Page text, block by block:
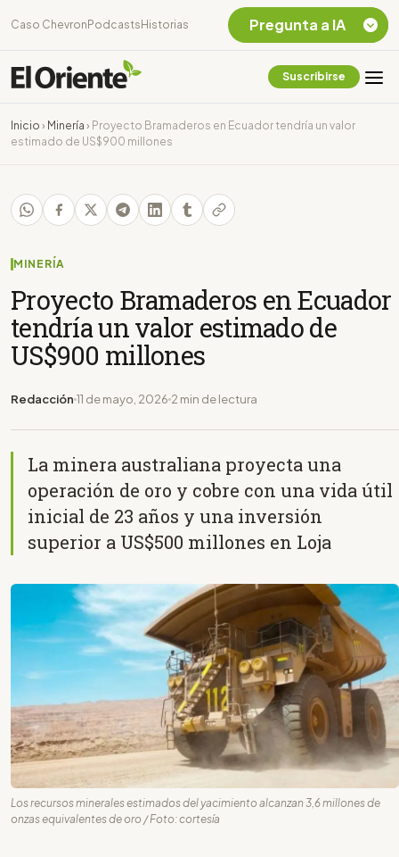
Caso Chevron Podcasts Historias
Suscribirse
Inicio › Minería › Proyecto Bramaderos en Ecuador tendría un valor
estimado de US$900 millones
MINERÍA
Proyecto Bramaderos en Ecuador
tendría un valor estimado de
US$900 millones
Redacción 11 de mayo, 2026 2 min de lectura
La minera australiana proyecta una
operación de oro y cobre con una vida útil
inicial de 23 años y una inversión
superior a US$500 millones en Loja
Los recursos minerales estimados del yacimiento alcanzan 3,6 millones de
onzas equivalentes de oro / Foto: cortesía
Pregunta a IA
Chevron Ecuador